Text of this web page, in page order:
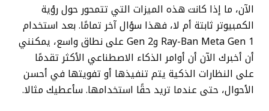
الآن، ما إذا كانت هذه الميزات التي تتمحور حول رؤية
الكمبيوتر ثابتة أم لا، فهذا سؤال آخر تمامًا. بعد استخدام
Ray-Ban Meta Gen 1 وGen 2 على نطاق واسع، يمكنني
أن أخبرك الآن أن أوامر الذكاء الاصطناعي الأكثر تقدمًا
على النظارات الذكية يتم تنفيذها أو تفويتها في أحسن
الأحوال، حتى عندما تريد حقًا استخدامها. سأعطيك مثالا.